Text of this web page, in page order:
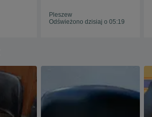
Pleszew
Odświeżono dzisiaj o 05:19